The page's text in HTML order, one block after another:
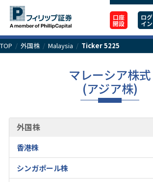
口座
開設
ログ
イン
TOP / 外国株/ Malaysia / Ticker 5225
マレーシア株式
(アジア株)
外国株
香港株
シンガポール株